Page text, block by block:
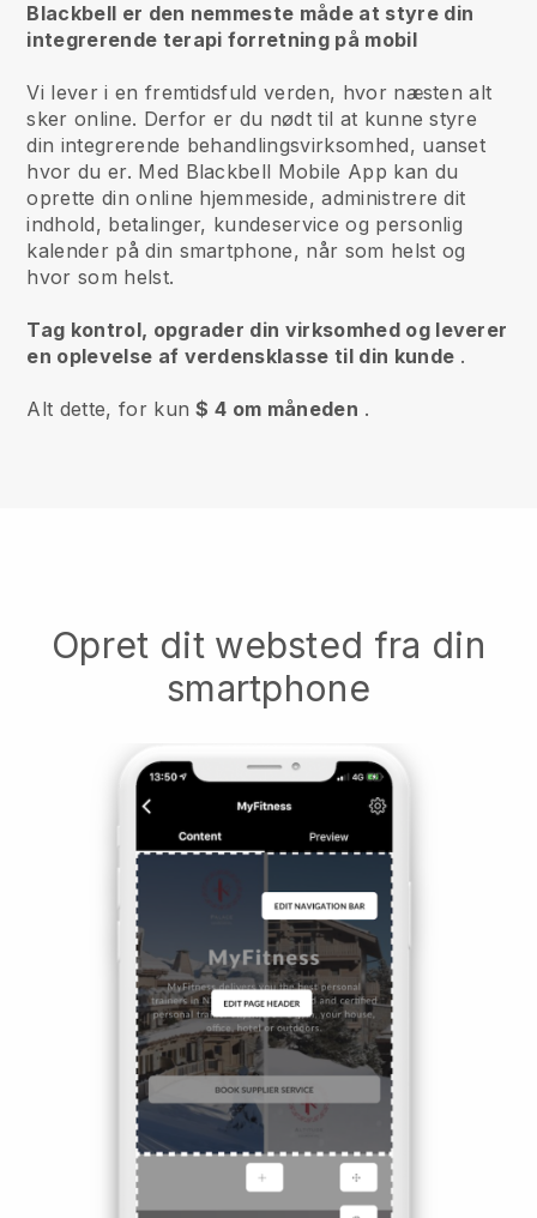
Blackbell er den nemmeste måde at styre din
integrerende terapi forretning på mobil
Vi lever i en fremtidsfuld verden, hvor næsten alt
sker online. Derfor er du nødt til at kunne styre
din integrerende behandlingsvirksomhed, uanset
hvor du er. Med Blackbell Mobile App kan du
oprette din online hjemmeside, administrere dit
indhold, betalinger, kundeservice og personlig
kalender på din smartphone, når som helst og
hvor som helst.
Tag kontrol, opgrader din virksomhed og leverer
en oplevelse af verdensklasse til din kunde .
Alt dette, for kun$ 4 om måneden .
Opret dit websted fra din
smartphone